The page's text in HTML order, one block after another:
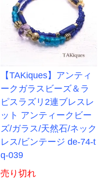
【TAKiques】アンティ
ークガラスビーズ＆ラ
ピスラズリ2連ブレスレ
ット アンティークビー
ズ/ガラス/天然石/ネック
レス/ビンテージ de-74-t
q-039
売り切れ